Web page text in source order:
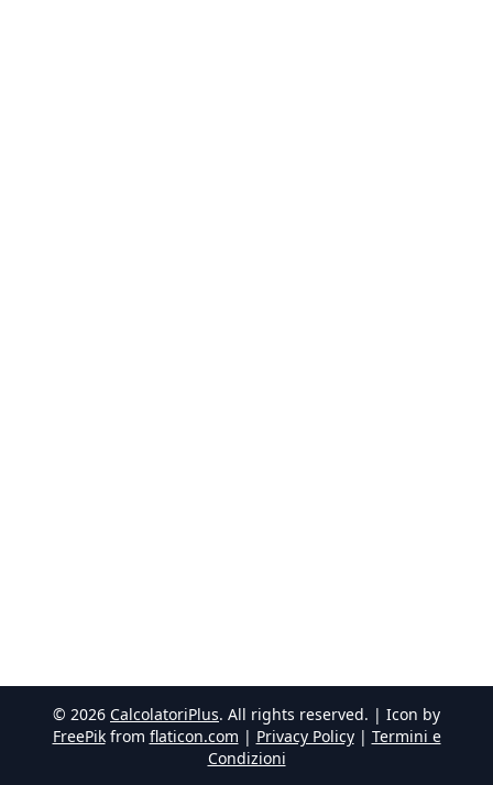
© 2026 CalcolatoriPlus. All rights reserved. | Icon by
FreePik from flaticon.com | Privacy Policy| Termini e
Condizioni